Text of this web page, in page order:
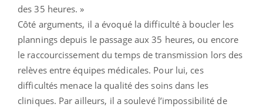
des 35 heures. »
Côté arguments, il a évoqué la difficulté à boucler les
plannings depuis le passage aux 35 heures, ou encore
le raccourcissement du temps de transmission lors des
relèves entre équipes médicales. Pour lui, ces
difficultés menace la qualité des soins dans les
cliniques. Par ailleurs, il a soulevé l’impossibilité de